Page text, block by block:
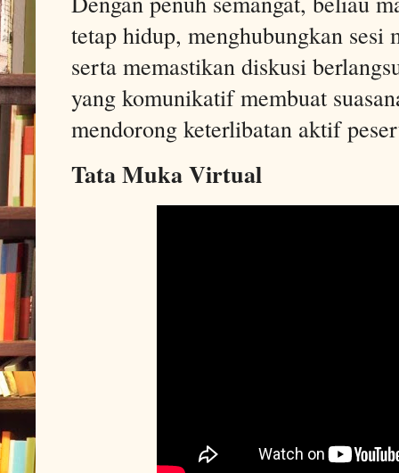
tetap hidup, menghubungkan sesi
serta memastikan diskusi
yang komunikatif membuat
mendorong keterlibatan aktif
Tata Muka Virtual